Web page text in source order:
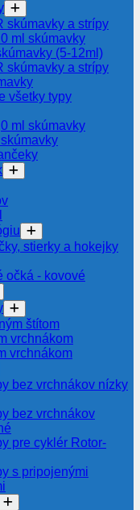
skúmavky a strípy
ml skúmavky
(5-12ml)
skúmavky a strípy
všetky typy
ml skúmavky
stierky a hokejky
očká - kovové
štítom
vrchnákom
vrchnákom
bez vrchnákov nízky
bez vrchnákov
pre cyklér Rotor-
s pripojenými